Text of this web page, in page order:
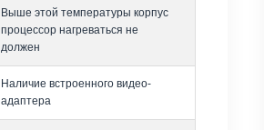
Выше этой температуры корпус
процессор нагреваться не
должен
Наличие встроенного видео-
адаптера